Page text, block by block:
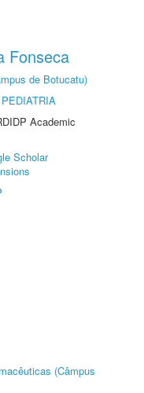
Fonseca
de Botucatu)
Academic
Scholar
(Câmpus